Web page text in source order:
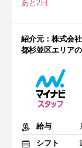
あと2日
紹介元：株式会
都杉並区エリア
給与
シフト